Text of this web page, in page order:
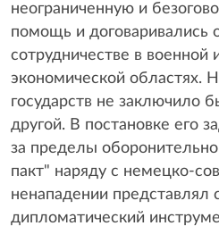
неограниченную и
помощь и договаривались
сотрудничестве в военной
экономической областях.
государств не заключило
другой. В постановке его
за пределы
пакт" наряду с немецко-
ненападении
дипломатический